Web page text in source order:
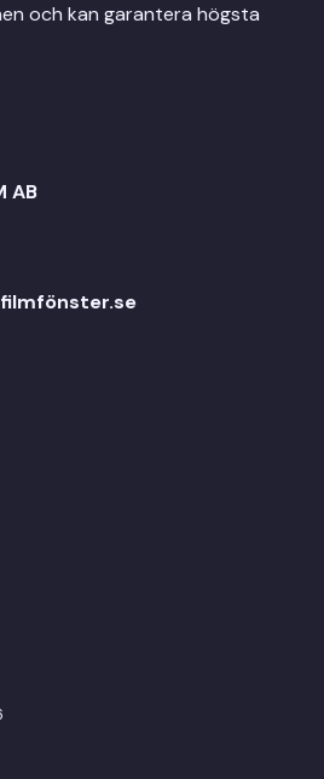
och kan garantera högsta
AB